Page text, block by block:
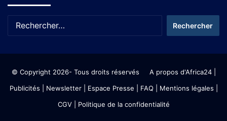
© Copyright 2026- Tous droits réservés A propos d'Africa24|
Publicités
Newsletter| Espace Presse | FAQ | Mentions légales
CGV| Politique de la confidentialité